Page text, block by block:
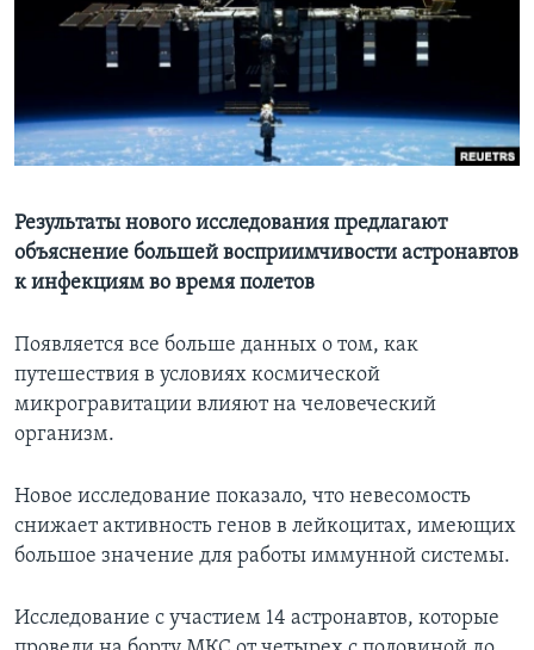
Learning English
СОЦИАЛЬНЫЕ СЕТИ
Языки
Результаты нового исследования предлагают
объяснение большей восприимчивости астронавтов
к инфекциям во время полетов
Появляется все больше данных о том, как
путешествия в условиях космической
микрогравитации влияют на человеческий
организм.
Новое исследование показало, что невесомость
снижает активность генов в лейкоцитах, имеющих
большое значение для работы иммунной системы.
Исследование с участием 14 астронавтов, которые